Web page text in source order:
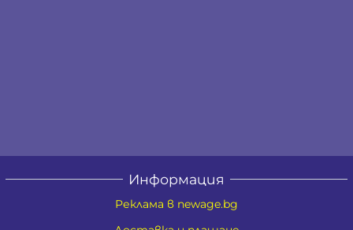
Информация
Реклама в newage.bg